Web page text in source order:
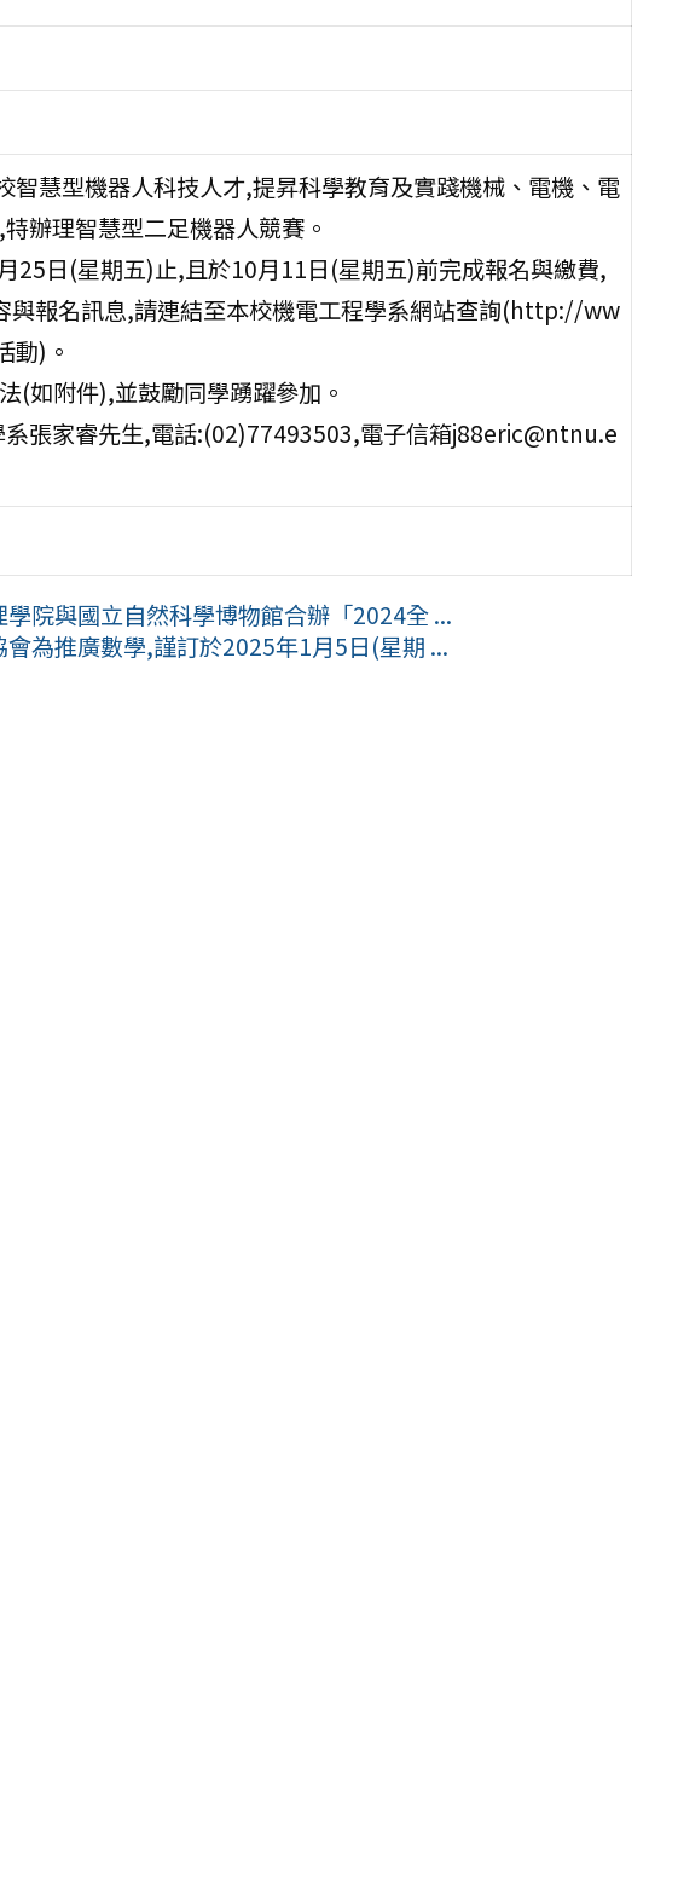
智慧型機器人科技人才,提昇科學教育及實踐機械、電機、電
辦理智慧型二足機器人競賽。
25日(星期五)止,且於10月11日(星期五)前完成報名與繳費,
與報名訊息,請連結至本校機電工程學系網站查詢(http://ww
)。
(如附件),並鼓勵同學踴躍參加。
張家睿先生,電話:(02)77493503,電子信箱j88eric@ntnu.e
學院與國立自然科學博物館合辦「2024全 ...
會為推廣數學,謹訂於2025年1月5日(星期 ...